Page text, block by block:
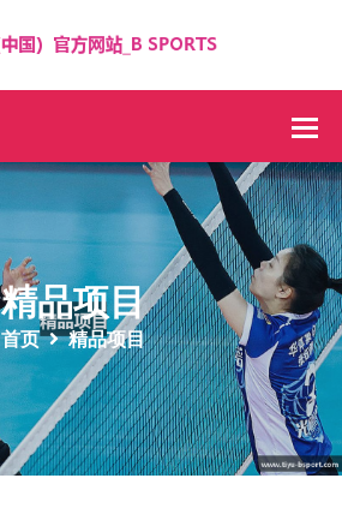
精品项目
首页 精品项目